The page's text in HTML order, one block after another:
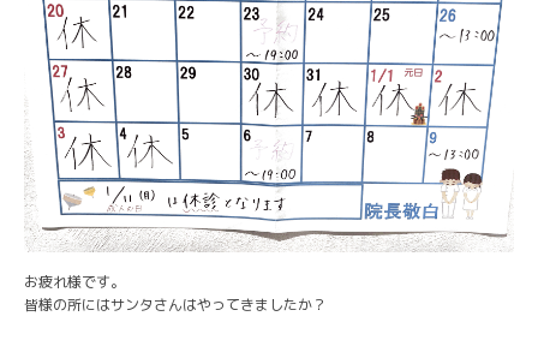
お疲れ様です。
皆様の所にはサンタさんはやってきましたか？